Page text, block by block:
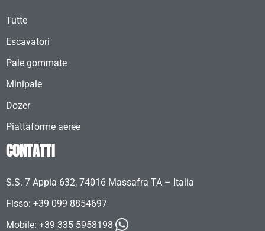
Tutte
Escavatori
Pale gommate
Minipale
Dozer
Piattaforme aeree
CONTATTI
S.S. 7 Appia 632, 74016 Massafra TA – Italia
Fisso: +39 099 8854697
Mobile: +39 335 5958198